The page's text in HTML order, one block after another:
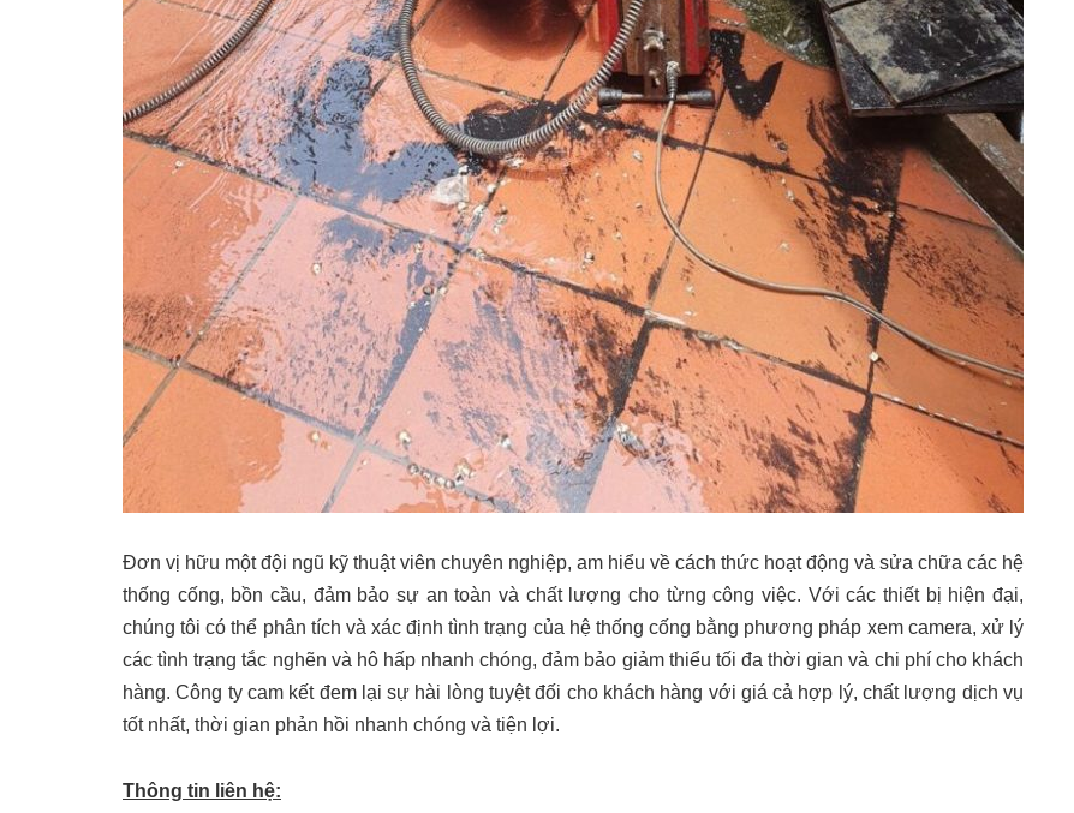
Đơn vị hữu một đội ngũ kỹ thuật viên chuyên nghiệp, am hiểu về cách thức hoạt động và sửa chữa các hệ
thống cống, bồn cầu, đảm bảo sự an toàn và chất lượng cho từng công việc. Với các thiết bị hiện đại,
chúng tôi có thể phân tích và xác định tình trạng của hệ thống cống bằng phương pháp xem camera, xử lý
các tình trạng tắc nghẽn và hô hấp nhanh chóng, đảm bảo giảm thiểu tối đa thời gian và chi phí cho khách
hàng. Công ty cam kết đem lại sự hài lòng tuyệt đối cho khách hàng với giá cả hợp lý, chất lượng dịch vụ
tốt nhất, thời gian phản hồi nhanh chóng và tiện lợi.
Thông tin liên hệ: